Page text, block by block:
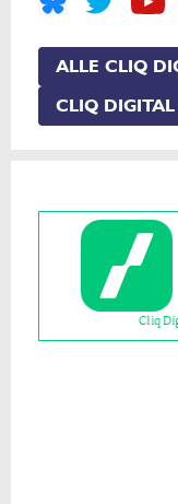
ALLE CLIQ
CLIQ
Cliq